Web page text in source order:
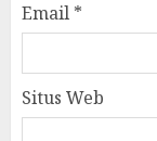
Email *
Situs Web